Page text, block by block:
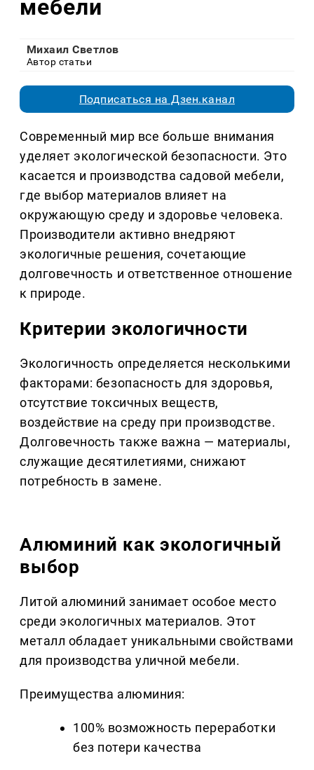
мебели
Михаил Светлов
Автор статьи
Подписаться на Дзен.канал
Современный мир все больше внимания
уделяет экологической безопасности. Это
касается и производства садовой мебели,
где выбор материалов влияет на
окружающую среду и здоровье человека.
Производители активно внедряют
экологичные решения, сочетающие
долговечность и ответственное отношение
к природе.
Критерии экологичности
Экологичность определяется несколькими
факторами: безопасность для здоровья,
отсутствие токсичных веществ,
воздействие на среду при производстве.
Долговечность также важна — материалы,
служащие десятилетиями, снижают
потребность в замене.
Алюминий как экологичный
выбор
Литой алюминий занимает особое место
среди экологичных материалов. Этот
металл обладает уникальными свойствами
для производства уличной мебели.
Преимущества алюминия:
100% возможность переработки
без потери качества